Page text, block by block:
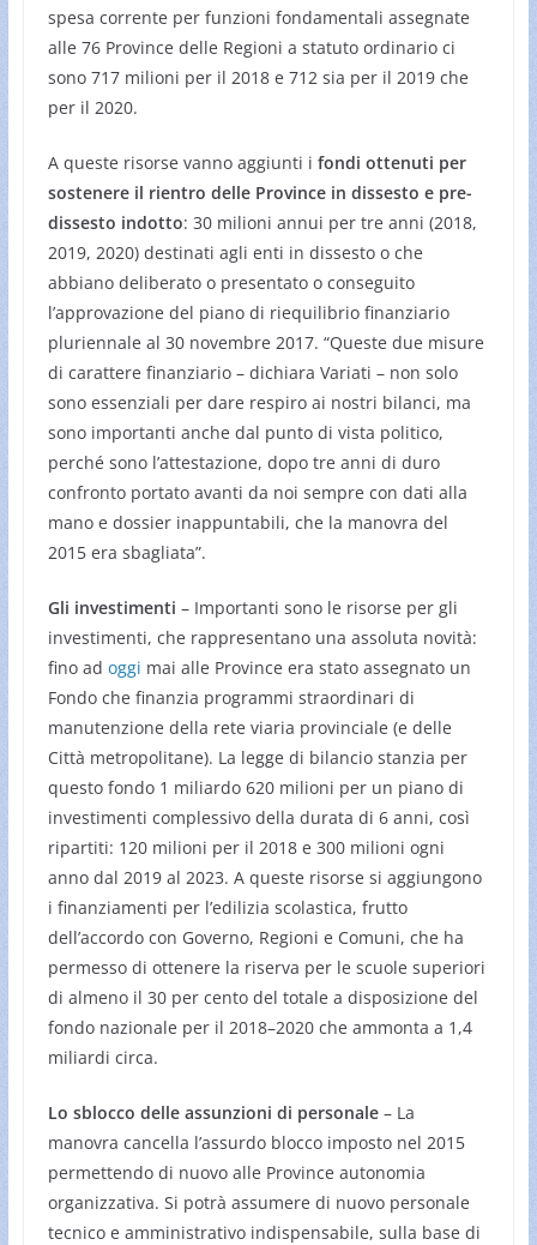
spesa corrente per funzioni fondamentali assegnate
alle 76 Province delle Regioni a statuto ordinario ci
sono 717 milioni per il 2018 e 712 sia per il 2019 che
per il 2020.
A queste risorse vanno aggiunti i fondi ottenuti per
sostenere il rientro delle Province in dissesto e pre-
dissesto indotto: 30 milioni annui per tre anni (2018,
2019, 2020) destinati agli enti in dissesto o che
abbiano deliberato o presentato o conseguito
l’approvazione del piano di riequilibrio finanziario
pluriennale al 30 novembre 2017. “Queste due misure
di carattere finanziario – dichiara Variati – non solo
sono essenziali per dare respiro ai nostri bilanci, ma
sono importanti anche dal punto di vista politico,
perché sono l’attestazione, dopo tre anni di duro
confronto portato avanti da noi sempre con dati alla
mano e dossier inappuntabili, che la manovra del
2015 era sbagliata”.
Gli investimenti – Importanti sono le risorse per gli
investimenti, che rappresentano una assoluta novità:
fino ad oggi mai alle Province era stato assegnato un
Fondo che finanzia programmi straordinari di
manutenzione della rete viaria provinciale (e delle
Città metropolitane). La legge di bilancio stanzia per
questo fondo 1 miliardo 620 milioni per un piano di
investimenti complessivo della durata di 6 anni, così
ripartiti: 120 milioni per il 2018 e 300 milioni ogni
anno dal 2019 al 2023. A queste risorse si aggiungono
i finanziamenti per l’edilizia scolastica, frutto
dell’accordo con Governo, Regioni e Comuni, che ha
permesso di ottenere la riserva per le scuole superiori
di almeno il 30 per cento del totale a disposizione del
fondo nazionale per il 2018–2020 che ammonta a 1,4
miliardi circa.
Lo sblocco delle assunzioni di personale – La
manovra cancella l’assurdo blocco imposto nel 2015
permettendo di nuovo alle Province autonomia
organizzativa. Si potrà assumere di nuovo personale
tecnico e amministrativo indispensabile, sulla base di